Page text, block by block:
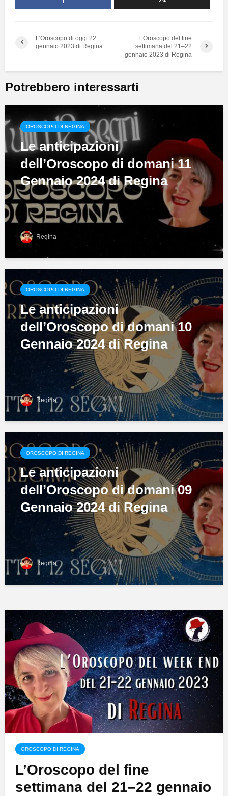
L’Oroscopo di oggi 22
gennaio 2023 di Regina
L’Oroscopo del fine
settimana del 21–22
gennaio 2023 di Regina
Potrebbero interessarti
OROSCOPO DI REGINA
Le anticipazioni
dell’Oroscopo di domani 11
Gennaio 2024 di Regina
Regina
OROSCOPO DI REGINA
Le anticipazioni
dell’Oroscopo di domani 10
Gennaio 2024 di Regina
Regina
OROSCOPO DI REGINA
Le anticipazioni
dell’Oroscopo di domani 09
Gennaio 2024 di Regina
Regina
OROSCOPO DI REGINA
L’Oroscopo del fine
settimana del 21–22 gennaio